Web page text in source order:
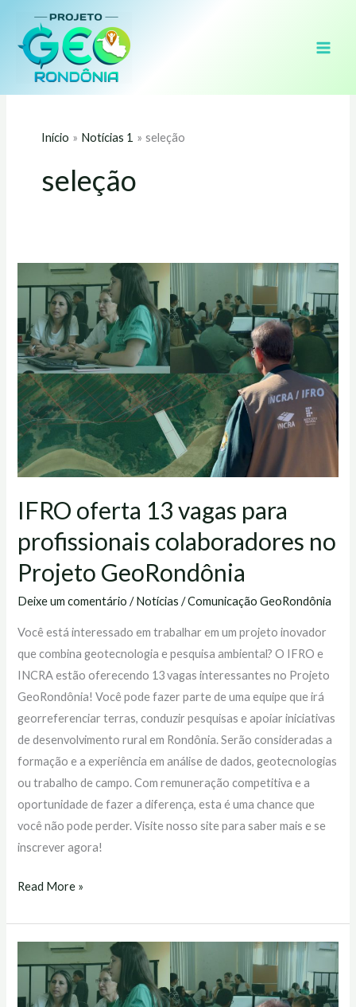
conteúdo
Início Notícias 1 seleção
seleção
IFRO oferta 13 vagas para
profissionais colaboradores no
Projeto GeoRondônia
Deixe um comentário /Notícias /Comunicação GeoRondônia
Você está interessado em trabalhar em um projeto inovador
que combina geotecnologia e pesquisa ambiental? O IFRO e
INCRA estão oferecendo 13 vagas interessantes no Projeto
GeoRondônia! Você pode fazer parte de uma equipe que irá
georreferenciar terras, conduzir pesquisas e apoiar iniciativas
de desenvolvimento rural em Rondônia. Serão consideradas a
formação e a experiência em análise de dados, geotecnologias
ou trabalho de campo. Com remuneração competitiva e a
oportunidade de fazer a diferença, esta é uma chance que
você não pode perder. Visite nosso site para saber mais e se
inscrever agora!
13
vagas
para
profissionais
colaboradores
no
Projeto
GeoRondônia
Read More »
12